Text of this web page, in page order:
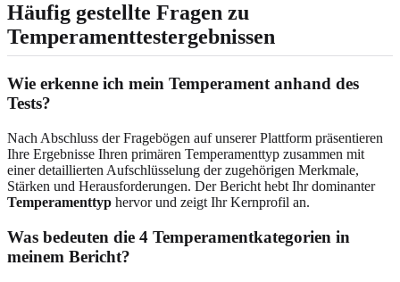
Häufig gestellte Fragen zu
Temperamenttestergebnissen
Wie erkenne ich mein Temperament anhand des
Tests?
Nach Abschluss der Fragebögen auf unserer Plattform präsentieren
Ihre Ergebnisse Ihren primären Temperamenttyp zusammen mit
einer detaillierten Aufschlüsselung der zugehörigen Merkmale,
Stärken und Herausforderungen. Der Bericht hebt Ihr dominanter
Temperamenttyp hervor und zeigt Ihr Kernprofil an.
Was bedeuten die 4 Temperamentkategorien in
meinem Bericht?